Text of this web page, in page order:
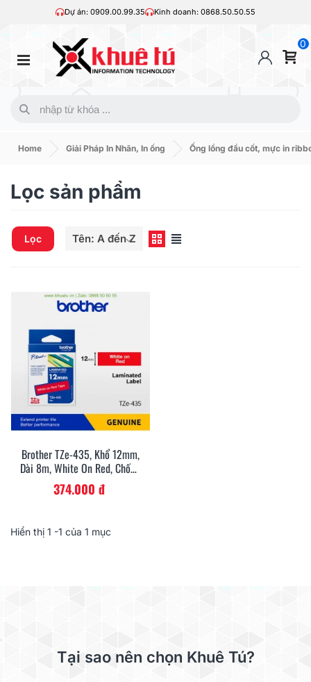
Dự án: 0909.00.99.35 Kinh doanh: 0868.50.50.55
0
Home Giải Pháp In Nhãn, In ống Ống lồng đầu cốt, mực in
Lọc sản phẩm
Lọc Tên: A đến Z
Brother TZe-435, Khổ 12mm,
Dài 8m, White On Red, Chống
Thấm Nước
374.000 đ
Hiển thị 1 -1 của 1 mục
Tại sao nên chọn Khuê Tú?